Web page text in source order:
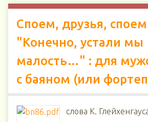
Споем, друзья,
"Конечно, устали мы
малость…" : для
с баяном (или
слова К.